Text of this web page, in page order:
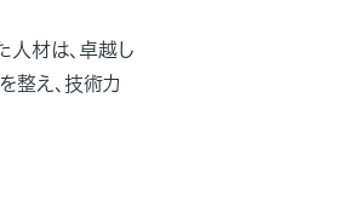
人材は、卓越し
整え、技術力